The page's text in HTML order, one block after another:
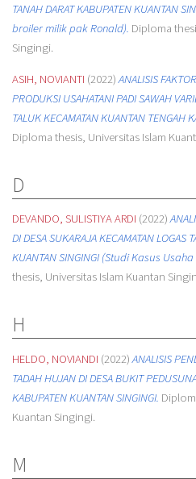
TANAH DARAT KABUPATEN KUANTAN
broiler milik pak Ronald). Diploma
Singingi.
ASIH, NOVIANTI (2022) ANALISIS
PRODUKSI USAHATANI PADI SAWAH
TALUK KECAMATAN KUANTAN TENGAH
Diploma thesis, Universitas Islam
D
DEVANDO, SULISTIYA ARDI (2022)
DI DESA SUKARAJA KECAMATAN LOGAS
KUANTAN SINGINGI (Studi Kasus
thesis, Universitas Islam Kuantan
H
HELDO, NOVIANDI (2022)ANALISIS
TADAH HUJAN DI DESA BUKIT
KABUPATEN KUANTAN SINGINGI.
Kuantan Singingi.
M